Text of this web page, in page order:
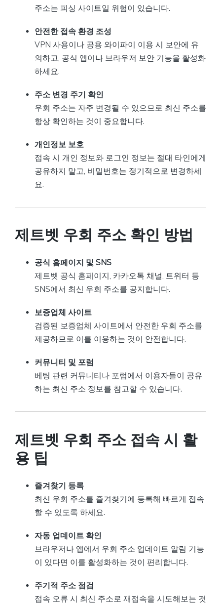
주소는 피싱 사이트일 위험이 있습니다.
안전한 접속 환경 조성
VPN 사용이나 공용 와이파이 이용 시 보안에 유
의하고, 공식 앱이나 브라우저 보안 기능을 활성화
하세요.
주소 변경 주기 확인
우회 주소는 자주 변경될 수 있으므로 최신 주소를
항상 확인하는 것이 중요합니다.
개인정보 보호
접속 시 개인 정보와 로그인 정보는 절대 타인에게
공유하지 말고, 비밀번호는 정기적으로 변경하세
요.
제트벳 우회 주소 확인 방법
공식 홈페이지 및 SNS
제트벳 공식 홈페이지, 카카오톡 채널, 트위터 등
SNS에서 최신 우회 주소를 공지합니다.
보증업체 사이트
검증된 보증업체 사이트에서 안전한 우회 주소를
제공하므로 이를 이용하는 것이 안전합니다.
커뮤니티 및 포럼
베팅 관련 커뮤니티나 포럼에서 이용자들이 공유
하는 최신 주소 정보를 참고할 수 있습니다.
제트벳 우회 주소 접속 시 활
용 팁
즐겨찾기 등록
최신 우회 주소를 즐겨찾기에 등록해 빠르게 접속
할 수 있도록 하세요.
자동 업데이트 확인
브라우저나 앱에서 우회 주소 업데이트 알림 기능
이 있다면 이를 활성화하는 것이 편리합니다.
주기적 주소 점검
접속 오류 시 최신 주소로 재접속을 시도해보는 것